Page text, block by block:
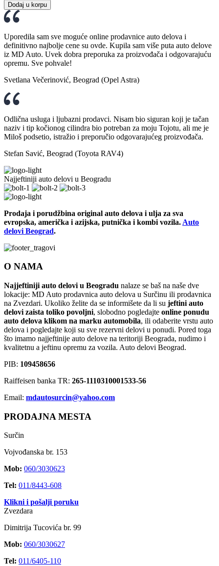
Dodaj u korpu
Uporedila sam sve moguće online prodavnice auto delova i
definitivno najbolje cene su ovde. Kupila sam više puta auto delove
iz MD Auto. Uvek dobra preporuka za proizvođača i odgovarajuću
opremu. Sve pohvale!
Svetlana Večerinović, Beograd (Opel Astra)
Odlična usluga i ljubazni prodavci. Nisam bio siguran koji je tačan
naziv i tip kočionog cilindra bio potreban za moju Tojotu, ali me je
Miloš podsetio, istražio i preporučio odgovarajućeg proizvođača.
Stefan Savić, Beograd (Toyota RAV4)
Najjeftiniji auto delovi u Beogradu
Prodaja i porudžbina original auto delova i ulja za sva
evropska, američka i azijska, putnička i kombi vozila. Auto
delovi Beograd.
O NAMA
Najjeftiniji auto delovi u Beogradu nalaze se baš na naše dve
lokacije: MD Auto prodavnica auto delova u Surčinu ili prodavnica
na Zvezdari. Ukoliko želite da se informišete da li su jeftini auto
delovi zaista toliko povoljni, slobodno pogledajte online ponudu
auto delova klikom na marku automobila, ili odaberite vrstu auto
delova i pogledajte koji su sve rezervni delovi u ponudi. Pored toga
što imamo najjeftinije auto delove na teritoriji Beograda, nudimo i
kvalitetnu a jeftinu opremu za vozila. Auto delovi Beograd.
PIB: 109458656
Raiffeisen banka TR: 265-1110310001533-56
Email: mdautosurcin@yahoo.com
PRODAJNA MESTA
Surčin
Vojvođanska br. 153
Mob: 060/3030623
Tel: 011/8443-608
Klikni i pošalji poruku
Zvezdara
Dimitrija Tucovića br. 99
Mob: 060/3030627
Tel: 011/6405-110